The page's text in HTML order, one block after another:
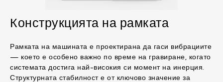
Конструкцията на рамката
Рамката на машината е проектирана да гаси вибрациите
— което е особено важно по време на гравиране, когато
системата достига най-високия си момент на инерция.
Структурната стабилност е от ключово значение за